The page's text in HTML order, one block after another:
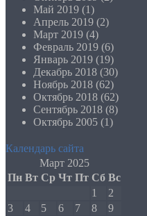
Май 2019 (1)
Апрель 2019 (2)
Март 2019 (4)
Февраль 2019 (6)
Январь 2019 (19)
Декабрь 2018 (30)
Ноябрь 2018 (62)
Октябрь 2018 (62)
Сентябрь 2018 (8)
Октябрь 2005 (1)
Календарь сайта
Март 2025
Пн Вт Ср Чт Пт Сб Вс
1
2
3
4 5 6 7 8
9